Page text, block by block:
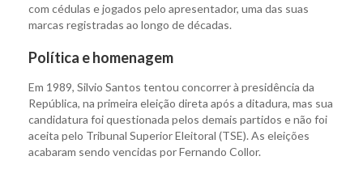
com cédulas e jogados pelo apresentador, uma das suas
marcas registradas ao longo de décadas.
Política e homenagem
Em 1989, Silvio Santos tentou concorrer à presidência da
República, na primeira eleição direta após a ditadura, mas sua
candidatura foi questionada pelos demais partidos e não foi
aceita pelo Tribunal Superior Eleitoral (TSE). As eleições
acabaram sendo vencidas por Fernando Collor.